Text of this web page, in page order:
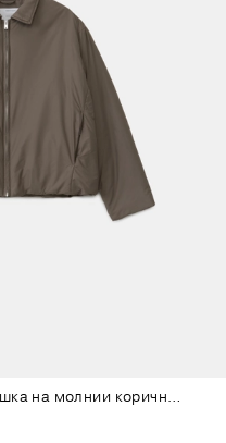
Укороченная рубашка на молнии коричневая